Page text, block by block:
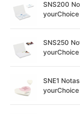
SNS200
yourChoice
SNS250
yourChoice
SNE1
yourChoice